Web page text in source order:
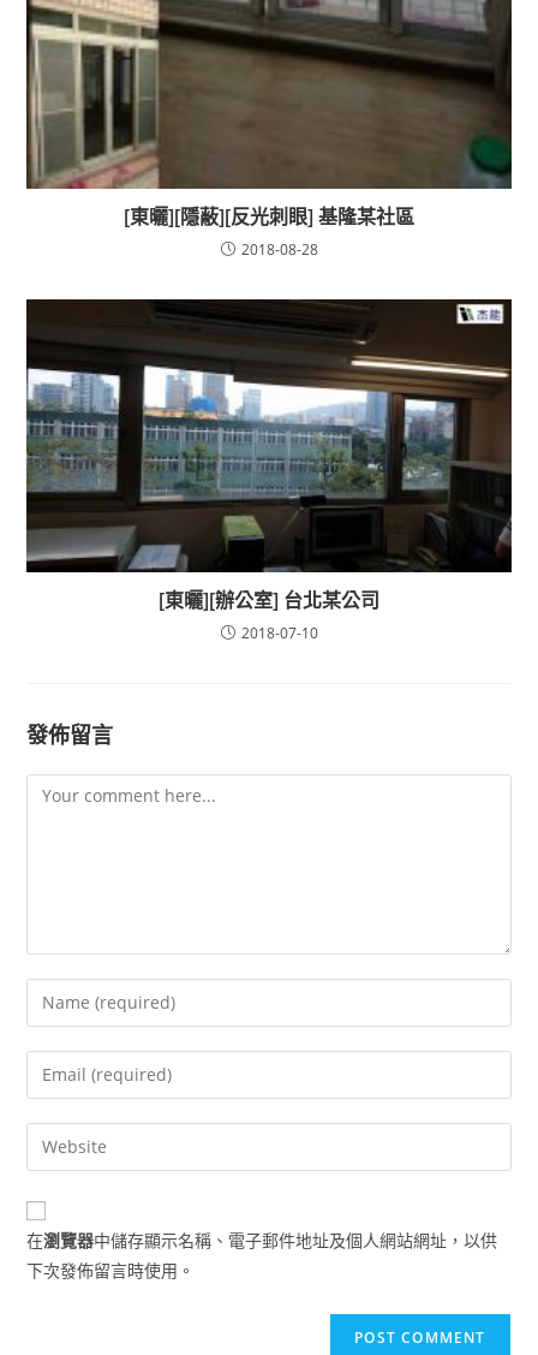
[東曬][隱蔽][反光刺眼] 基隆某社區
2018-08-28
[東曬][辦公室] 台北某公司
2018-07-10
發佈留言
Comment
Enter
your
name
comment
Enter
your
email
address
comment
Enter
your
website
URL
(optional)
在瀏覽器中儲存顯示名稱、電子郵件地址及個人網站網址，以供
下次發佈留言時使用。